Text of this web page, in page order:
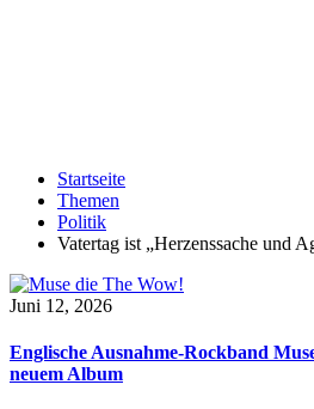
Startseite
Themen
Politik
Vatertag ist „Herzenssache und
Juni 12, 2026
Englische Ausnahme-Rockband
neuem Album